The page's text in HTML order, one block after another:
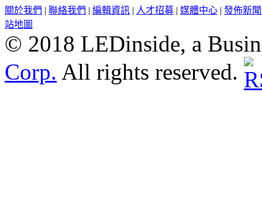
關於我們 | 聯絡我們 | 編輯資訊 | 人才招募 | 媒體中心 | 發佈新
站地圖
© 2018 LEDinside, a
Corp. All rights reserved.